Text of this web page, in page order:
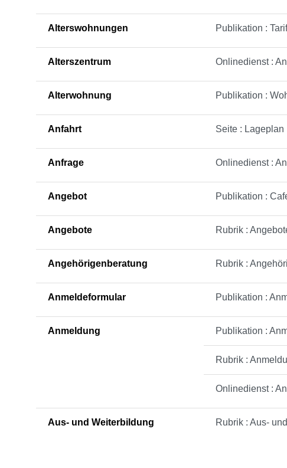
Alterswohnungen Publikation :
Alterszentrum Onlinedienst :
Alterwohnung Publikation :
Anfahrt Seite : Lageplan
Anfrage Onlinedienst :
Angebot Publikation :
Angebote Rubrik :
Angehörigenberatung Rubrik :
Anmeldeformular Publikation :
Anmeldung Publikation :
Rubrik :
Onlinedienst :
Aus- und Weiterbildung Rubrik : Aus-